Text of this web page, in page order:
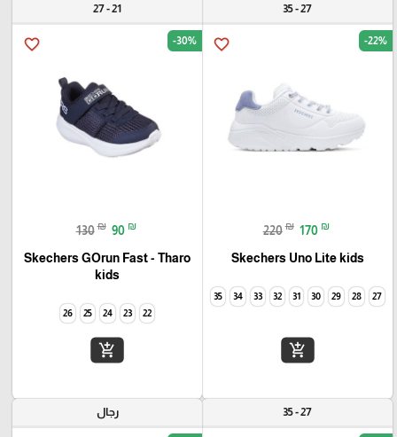
27 - 35
favorite_border -22%
220 ₪ 170 ₪
Skechers Uno Lite kids
27
28
29
30
31
32
33
34
35
add_shopping_cart
21 - 27
favorite_border -30%
130 ₪ 90 ₪
Skechers GOrun Fast - Tharo
kids
22
23
24
25
26
add_shopping_cart
27 - 35 رجال